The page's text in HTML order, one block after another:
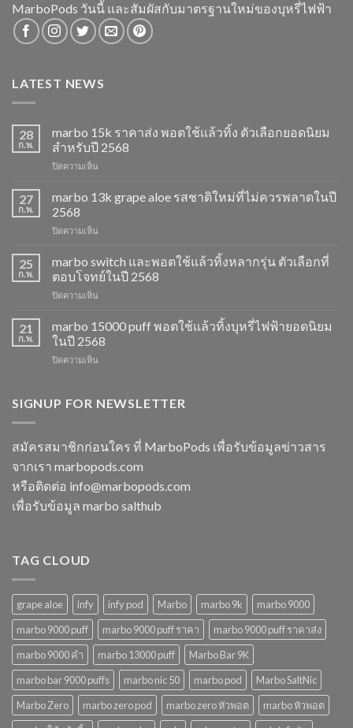
MarboPods วันนี้ และสัมผัสกับมาตรฐานใหม่ของบุหรี่ไฟฟ้า
LATEST NEWS
28
ก.พ.
marbo 15k ราคาส่ง พอตใช้แล้วทิ้ง ตัวเลือกยอดนิยม
สำหรับปี 2568
ปิดความเห็น
15k
ราคา
พอต
แล้ว
ทิ้ง
เลือก
นิยม
สำหรับ
2568
27
ก.พ.
marbo 13k grape aloe รสชาติใหม่ที่ไม่ควรพลาดในปี
2568
ปิดความเห็น
13k
grape
aloe
รสชาติ
ที่
ไม่
พลาด
25
ก.พ.
marbo switch และพอตใช้แล้วทิ้งหลากรุ่น ตัวเลือกที่
ตอบโจทย์ในปี 2568
ปิดความเห็น
switch
และ
พอต
ใช้
หลาก
เลือก
ที่
ตอบ
โจทย์
ในปี
2568
21
ก.พ.
marbo 15000 puff พอตใช้แล้วทิ้งบุหรี่ไฟฟ้ายอดนิยม
ในปี 2568
ปิดความเห็น
puff
แล้ว
ทิ้ง
บุหรี่
ยอด
นิยม
SIGNUP FOR NEWSLETTER
สมัครสมาชิกก่อนใคร ที่ MarboPods เพื่อรับข้อมูลข่าวสาร
จากเรา marbopods.com
หรือติดต่อ info@marbopods.com
เพื่อรับข้อมูล marbo salthub
TAG CLOUD
grape aloe infy infy pod Marbo marbo 9k
marbo 9000
marbo 9000 puff
marbo 9000 puff ราคา
marbo 9000 puff ราคาส่ง
marbo 9000 คํา
marbo 13000 puff
Marbo Bar 9K
marbo bar 9000 puffs
marbo nic 50 marbo pod
Marbo SaltNic
Marbo Zero
marbo zero pod marbo zero หัวพอต
marbo หัวพอต